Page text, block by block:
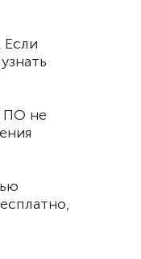
Если
ПО не